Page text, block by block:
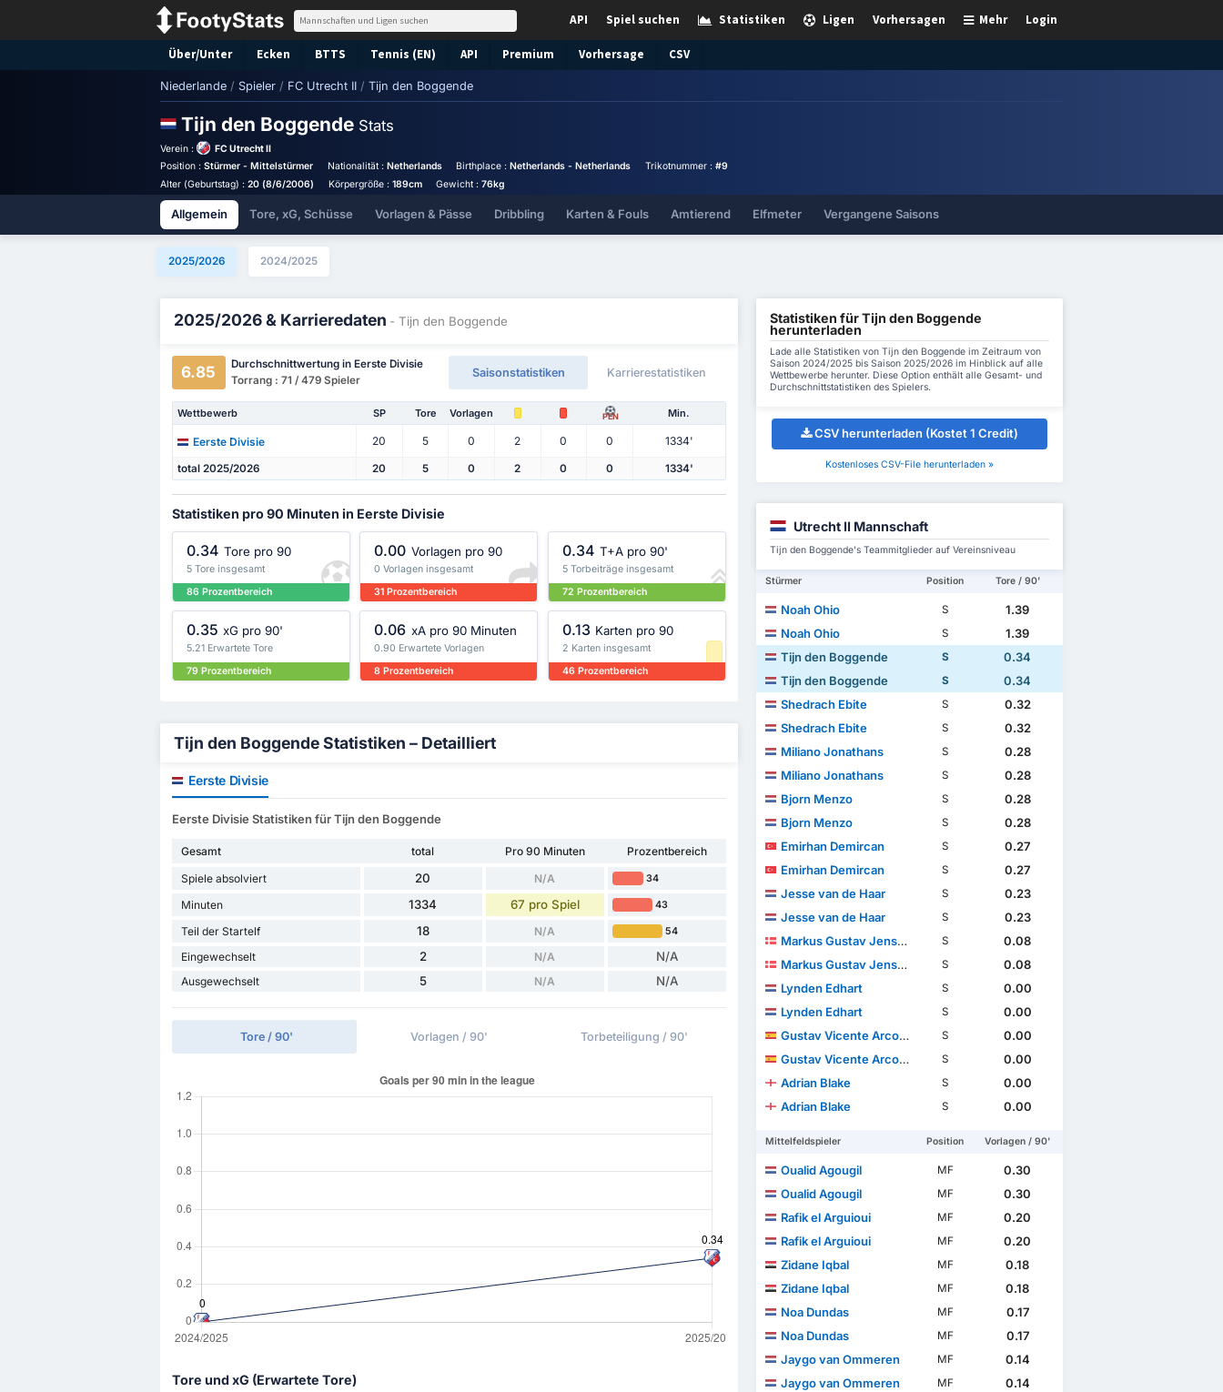
Login
Mehr
Vorhersagen
Ligen
Statistiken
Spiel suchen
API
Über/Unter Ecken BTTS Tennis (EN) API Premium Vorhersage CSV
Niederlande / Spieler / FC Utrecht II / Tijn den Boggende
Tijn den Boggende Stats
Verein :
FC Utrecht II
Position : Stürmer - Mittelstürmer Nationalität : Netherlands Birthplace :Netherlands - Netherlands Trikotnummer : #9
Alter (Geburtstag) : 20 (8/6/2006) Körpergröße : 189cm Gewicht :76kg
Allgemein Tore, xG, Schüsse Vorlagen & Pässe Dribbling Karten & Fouls Amtierend Elfmeter Vergangene Saisons
2025/2026 2024/2025
2025/2026 & Karrieredaten - Tijn den Boggende
6.85
Durchschnittwertung in Eerste Divisie
Torrang : 71 / 479 Spieler
Saisonstatistiken Karrierestatistiken
Wettbewerb SP Tore Vorlagen PEN Min.
Eerste Divisie 20 5 0 2 0 0 1334'
total 2025/2026 20 5 0 2 0 0 1334'
Statistiken pro 90 Minuten in Eerste Divisie
0.34 Tore pro 90
5 Tore insgesamt
86 Prozentbereich
0.00 Vorlagen pro 90
0 Vorlagen insgesamt
31 Prozentbereich
0.34 T+A pro 90'
5 Torbeiträge insgesamt
72 Prozentbereich
0.35 xG pro 90'
5.21 Erwartete Tore
79 Prozentbereich
0.06 xA pro 90 Minuten
0.90 Erwartete Vorlagen
8 Prozentbereich
0.13 Karten pro 90
2 Karten insgesamt
46 Prozentbereich
Tijn den Boggende Statistiken – Detailliert
Eerste Divisie
Eerste Divisie Statistiken für Tijn den Boggende
Gesamt total Pro 90 Minuten
Prozentbereich
Spiele absolviert
20 N/A 34
Minuten 1334 67 pro Spiel 43
Teil der Startelf 18 N/A 54
Eingewechselt 2 N/A N/A
Ausgewechselt 5 N/A N/A
Tore / 90' Vorlagen / 90' Torbeteiligung / 90'
Tore und xG (Erwartete Tore)
Statistiken für Tijn den Boggende
herunterladen
Lade alle Statistiken von Tijn den Boggende im Zeitraum von
Saison 2024/2025 bis Saison 2025/2026 im Hinblick auf alle
Wettbewerbe herunter. Diese Option enthält alle Gesamt- und
Durchschnittstatistiken des Spielers.
CSV herunterladen (Kostet 1 Credit)
Kostenloses CSV-File herunterladen »
Utrecht II Mannschaft
Tijn den Boggende's Teammitglieder auf Vereinsniveau
Stürmer Position Tore / 90'
Noah Ohio S
1.39
Noah Ohio
S
1.39
Tijn den Boggende
S
0.34
Tijn den Boggende
S
0.34
Shedrach Ebite
S
0.32
Shedrach Ebite
S
0.32
Miliano Jonathans
S
0.28
Miliano Jonathans
S
0.28
Bjorn Menzo
S
0.28
Bjorn Menzo
S
0.28
Emirhan Demircan
S
0.27
Emirhan Demircan
S
0.27
Jesse van de Haar
S
0.23
Jesse van de Haar
S
0.23
Markus Gustav Jensen
S
0.08
Markus Gustav Jensen
S
0.08
Lynden Edhart
S
0.00
Lynden Edhart
S
0.00
Gustav Vicente Arcos Sundqvist
S
0.00
Gustav Vicente Arcos Sundqvist
S
0.00
Adrian Blake
S
0.00
Adrian Blake
S 0.00
Mittelfeldspieler Position Vorlagen / 90'
Oualid Agougil MF
0.30
Oualid Agougil
MF
0.30
Rafik el Arguioui
MF
0.20
Rafik el Arguioui
MF
0.20
Zidane Iqbal
MF
0.18
Zidane Iqbal
MF
0.18
Noa Dundas
MF
0.17
Noa Dundas
MF
0.17
Jaygo van Ommeren
MF
0.14
Jaygo van Ommeren
MF
0.14